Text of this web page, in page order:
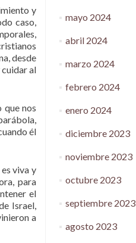
y
caso,
desde
al
que nos
él
viva y
para
el
Israel,
a
mayo 2024
abril 2024
marzo 2024
febrero 2024
enero 2024
diciembre 2023
noviembre 2023
octubre 2023
septiembre 2023
agosto 2023